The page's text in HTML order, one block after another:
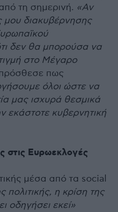
τη σημερινή. «Αν
μου διακυβέρνησης
δεν θα μπορούσα να
στο Μέγαρο
πως
όλοι ώστε να
μας ισχυρά θεσμικά
εκάστοτε κυβερνητική
στις Ευρωεκλογές
μέσα από τα social
πολιτικής, η κρίση της
οδηγήσει εκεί»